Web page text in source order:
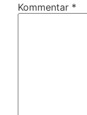
Kommentar *